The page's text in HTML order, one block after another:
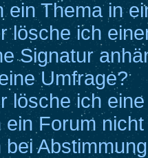
ein Thema in
lösche ich
Signatur
Umfrage?
lösche ich
Forum